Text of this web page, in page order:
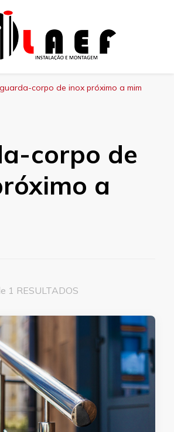
guarda-corpo de inox próximo a mim
corpo de
a
1 RESULTADOS